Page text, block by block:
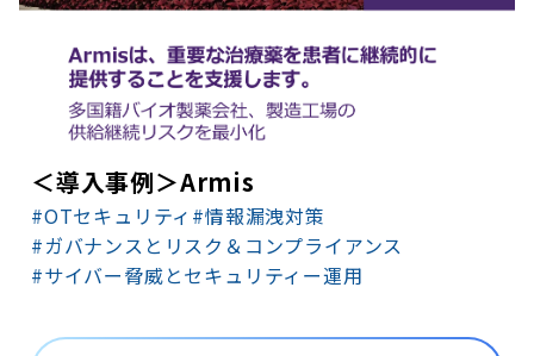
＜導入事例＞Armis
#OTセキュリティ #情報漏洩対策
#ガバナンスとリスク＆コンプライアンス
#サイバー脅威とセキュリティー運用